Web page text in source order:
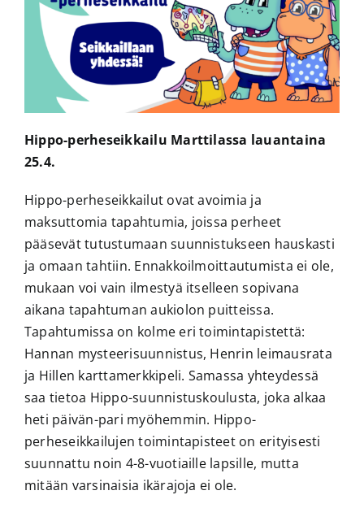
Hippo-perheseikkailu Marttilassa lauantaina
25.4.
Hippo-perheseikkailut ovat avoimia ja
maksuttomia tapahtumia, joissa perheet
pääsevät tutustumaan suunnistukseen hauskasti
ja omaan tahtiin. Ennakkoilmoittautumista ei ole,
mukaan voi vain ilmestyä itselleen sopivana
aikana tapahtuman aukiolon puitteissa.
Tapahtumissa on kolme eri toimintapistettä:
Hannan mysteerisuunnistus, Henrin leimausrata
ja Hillen karttamerkkipeli. Samassa yhteydessä
saa tietoa Hippo-suunnistuskoulusta, joka alkaa
heti päivän-pari myöhemmin. Hippo-
perheseikkailujen toimintapisteet on erityisesti
suunnattu noin 4-8-vuotiaille lapsille, mutta
mitään varsinaisia ikärajoja ei ole.